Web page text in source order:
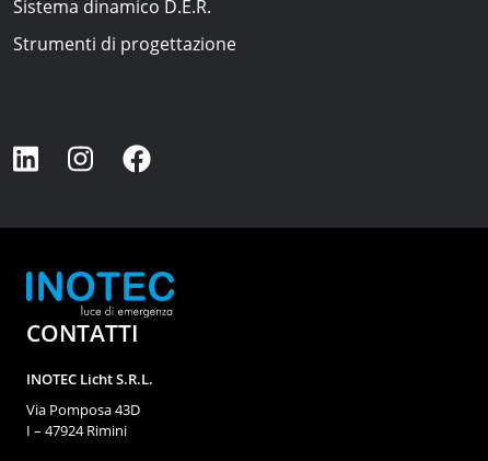
Sistema dinamico D.E.R.
Strumenti di progettazione
CONTATTI
INOTEC Licht S.R.L.
Via Pomposa 43D
I – 47924 Rimini